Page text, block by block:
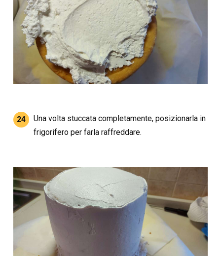
24
Una volta stuccata completamente, posizionarla in
frigorifero per farla raffreddare.